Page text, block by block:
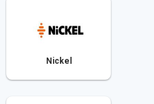
Nickel